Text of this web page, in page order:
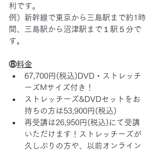
利です。
例）新幹線で東京から三島駅まで約1時
間、三島駅から沼津駅まで１駅５分で
す。
⑧料金
67,700円(税込)DVD・ストレッチ
ーズMサイズ付き！
ストレッチーズ&DVDセットをお
持ちの方は53,900円(税込)
再受講は26,950円(税込)にて受講
いただけます！ストレッチーズが
久しぶりの方や、以前オンライン